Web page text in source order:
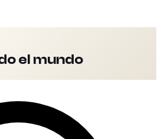
el mundo